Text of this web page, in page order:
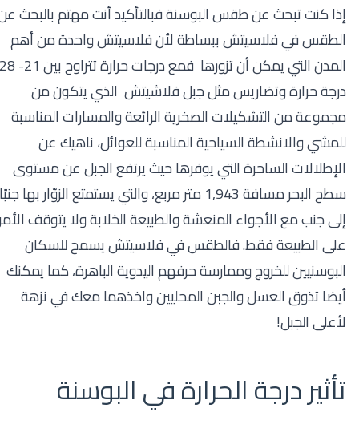
إذا كنت تبحث عن طقس البوسنة فبالتأكيد أنت مهتم بالبحث عن
الطقس في فلاسيتش ببساطة لأن فلاسيتش واحدة من أهم
المدن التي يمكن أن تزورها فمع درجات حرارة تتراوح بين 21- 28
درجة حرارة وتضاريس مثل جبل فلاشيتش الذي يتكون من
مجموعة من التشكيلات الصخرية الرائعة والمسارات المناسبة
للمشي والانشطة السياحية المناسبة للعوائل، ناهيك عن
الإطلالات الساحرة التي يوفرها حيث يرتفع الجبل عن مستوى
سطح البحر مسافة 1,943 متر مربع، والتي يستمتع الزوّار بها جنبًا
إلى جنب مع الأجواء المنعشة والطبيعة الخلابة ولا يتوقف الأمر
على الطبيعة فقط. فالطقس في فلاسيتش يسمح للسكان
البوسنيين للخروج وممارسة حرفهم اليدوية الباهرة، كما يمكنك
أيضا تذوق العسل والجبن المحليين واخذهما معك في نزهة
لأعلى الجبل!
تأثير درجة الحرارة في البوسنة